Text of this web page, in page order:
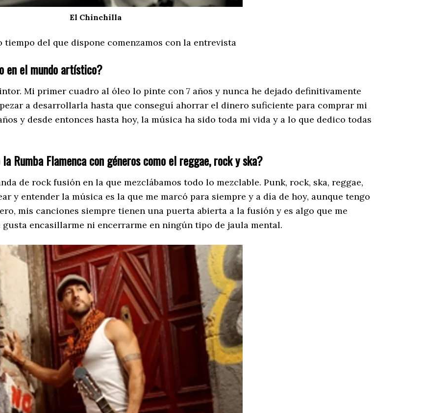
El Chinchilla
del que dispone comenzamos con la entrevista
en el mundo artístico?
Mi primer cuadro al óleo lo pinte con 7 años y nunca he dejado definitivamente
a desarrollarla hasta que conseguí ahorrar el dinero suficiente para comprar mi
y desde entonces hasta hoy, la música ha sido toda mi vida y a lo que dedico todas
Rumba Flamenca con géneros como el reggae, rock y ska?
de rock fusión en la que mezclábamos todo lo mezclable. Punk, rock, ska, reggae,
y entender la música es la que me marcó para siempre y a día de hoy, aunque tengo
mis canciones siempre tienen una puerta abierta a la fusión y es algo que me
encasillarme ni encerrarme en ningún tipo de jaula mental.